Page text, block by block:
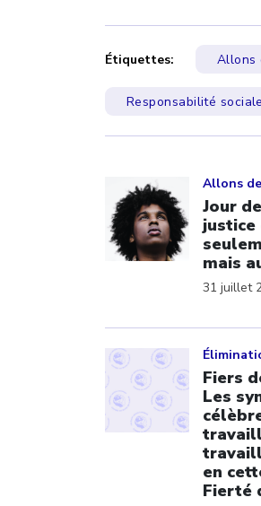
Étiquettes: Allons
Responsabilité
Allons
Jour
justice
mais
31 juillet
Fiers
Les
en
Fierté